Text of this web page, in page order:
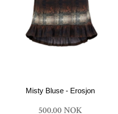
Misty Bluse - Erosjon
500.00 NOK